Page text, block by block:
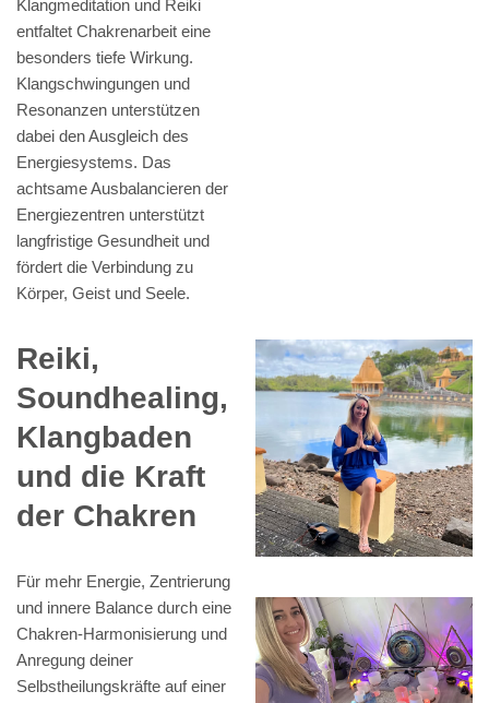
Klangmeditation und Reiki
entfaltet Chakrenarbeit eine
besonders tiefe Wirkung.
Klangschwingungen und
Resonanzen unterstützen
dabei den Ausgleich des
Energiesystems. Das
achtsame Ausbalancieren der
Energiezentren unterstützt
langfristige Gesundheit und
fördert die Verbindung zu
Körper, Geist und Seele.
Reiki,
Soundhealing,
Klangbaden
und die Kraft
der Chakren
Für mehr Energie, Zentrierung
und innere Balance durch eine
Chakren-Harmonisierung und
Anregung deiner
Selbstheilungskräfte auf einer